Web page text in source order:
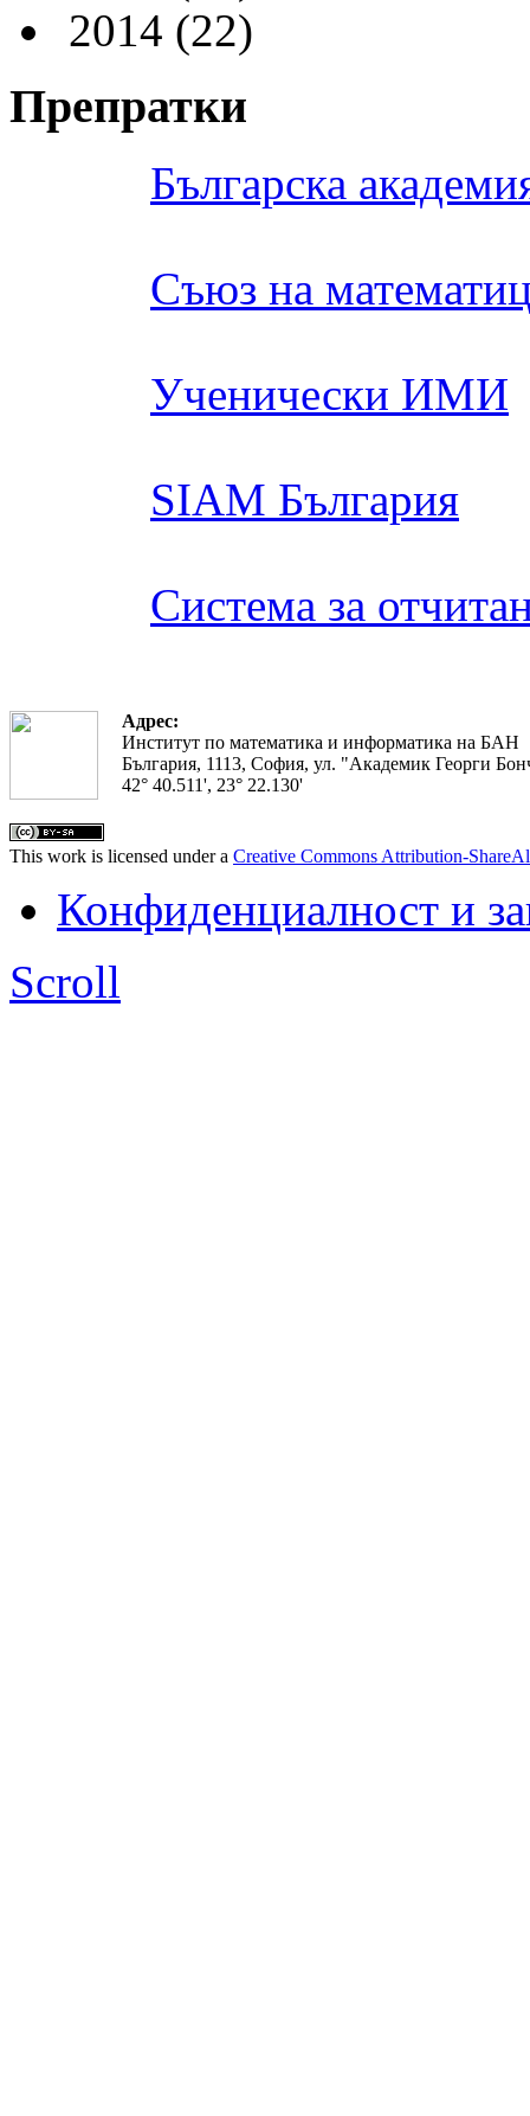
2014 (22)
Препратки
Българска
Съюз на
Ученически ИМИ
SIAM България
Система за
Адрес:
Институт по математика и информатика на БАН
България, 1113, София, ул. "Академик Георги
42° 40.511', 23° 22.130'
This work is licensed under a Creative Commons Attribution-
Конфиденциалност и
Scroll